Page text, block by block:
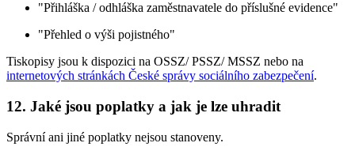
"Přihláška / odhláška zaměstnavatele do příslušné evidence"
"Přehled o výši pojistného"
Tiskopisy jsou k dispozici na OSSZ/ PSSZ/ MSSZ nebo na
internetových stránkách České správy sociálního zabezpečení.
12. Jaké jsou poplatky a jak je lze uhradit
Správní ani jiné poplatky nejsou stanoveny.